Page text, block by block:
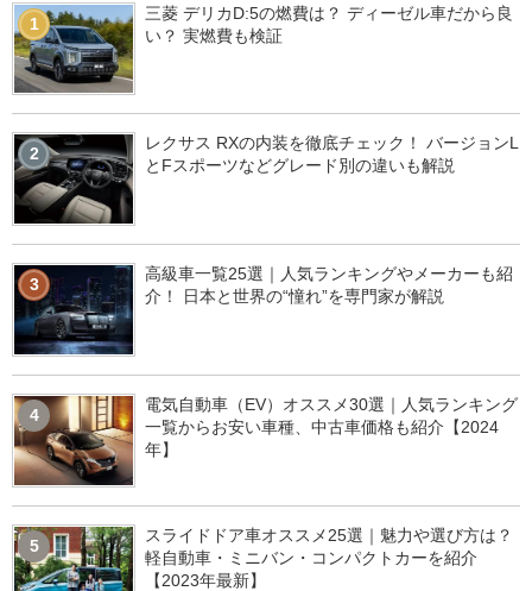
1
三菱 デリカD:5の燃費は？ ディーゼル車だから良
い？ 実燃費も検証
2
レクサス RXの内装を徹底チェック！ バージョンL
とFスポーツなどグレード別の違いも解説
3
高級車一覧25選｜人気ランキングやメーカーも紹
介！ 日本と世界の“憧れ”を専門家が解説
4
電気自動車（EV）オススメ30選｜人気ランキング
一覧からお安い車種、中古車価格も紹介【2024
年】
5
スライドドア車オススメ25選｜魅力や選び方は？
軽自動車・ミニバン・コンパクトカーを紹介
【2023年最新】